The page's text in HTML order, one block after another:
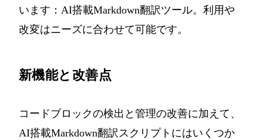
います： AI搭載Markdown翻訳ツール。利用や
改変はニーズに合わせて可能です。
新機能と改善点
コードブロックの検出と管理の改善に加えて、
AI搭載Markdown翻訳スクリプトにはいくつか